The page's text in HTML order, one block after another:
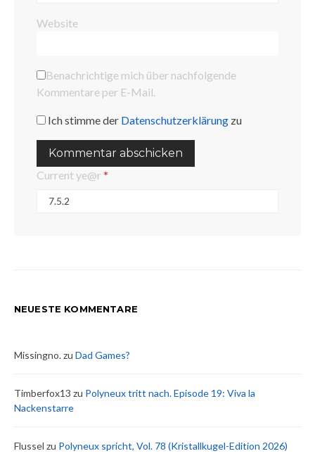
Website
Benachrichtige mich über nachfolgende
Kommentare per E-Mail.
Ich stimme der Datenschutzerklärung zu
Current ye@r *
NEUESTE KOMMENTARE
Missingno.zu Dad Games?
Timberfox13 zu Polyneux tritt nach. Episode 19: Viva la
Nackenstarre
Flussel zu Polyneux spricht, Vol. 78 (Kristallkugel-Edition 2026)